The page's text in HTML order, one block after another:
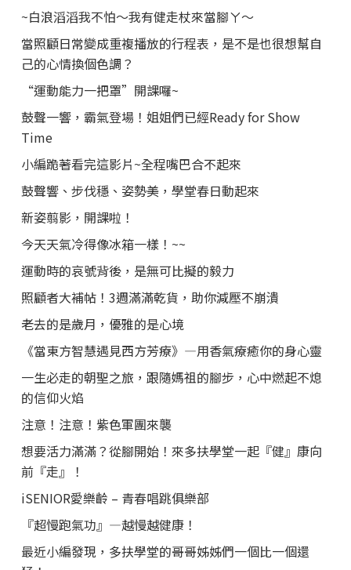
~白浪滔滔我不怕～我有健走杖來當腳ㄚ～
當照顧日常變成重複播放的行程表，是不是也很想幫自
己的心情換個色調？
“運動能力一把罩”開課囉~
鼓聲一響，霸氣登場！姐姐們已經Ready for Show
Time
小編跪著看完這影片~全程嘴巴合不起來
鼓聲響、步伐穩、姿勢美，學堂春日動起來
新姿翦影，開課啦！
今天天氣冷得像冰箱一樣！~~
運動時的哀號背後，是無可比擬的毅力
照顧者大補帖！3週滿滿乾貨，助你減壓不崩潰
老去的是歲月，優雅的是心境
《當東方智慧遇見西方芳療》—用香氣療癒你的身心靈
一生必走的朝聖之旅，跟隨媽祖的腳步，心中燃起不熄
的信仰火焰
注意！注意！紫色軍團來襲
想要活力滿滿？從腳開始！來多扶學堂一起『健』康向
前『走』！
iSENIOR愛樂齡 – 青春唱跳俱樂部
『超慢跑氣功』—越慢越健康！
最近小編發現，多扶學堂的哥哥姊姊們一個比一個還